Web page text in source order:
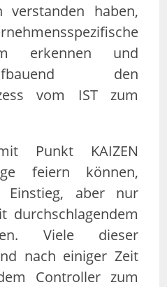
haben,
erkennen und
den
vom IST zum
Punkt KAIZEN
feiern können,
aber nur
durchschlagendem
Viele dieser
nach einiger Zeit
Controller zum